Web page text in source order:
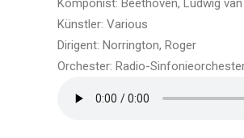
Komponist: Beethoven, Ludwig van
Künstler: Various
Dirigent: Norrington, Roger
Orchester: Radio-